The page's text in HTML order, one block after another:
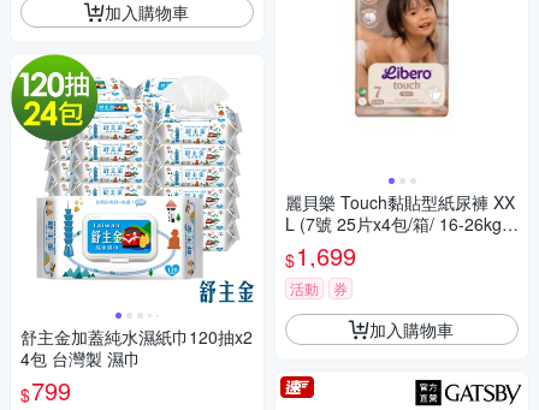
加入購物車
舒主金加蓋純水濕紙巾120抽x2
4包 台灣製 濕巾
$799
麗貝樂 Touch黏貼型紙尿褲 XX
L (7號 25片x4包/箱/ 16-26kg適
用)
$1,699
活動 券
加入購物車